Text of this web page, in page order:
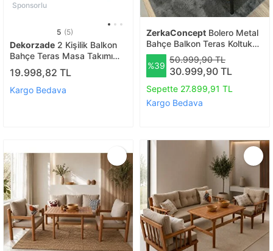
Sponsorlu
5 (5)
Dekorzade 2 Kişilik Balkon
Bahçe Teras Masa Takımı
Oturma Grubu 2 Kişilik Bistro
Set
19.998,82 TL
Kargo Bedava
ZerkaConcept Bolero Metal
Bahçe Balkon Teras Koltuk
Takımı 3+1+1+masa+2 Adet
Puf
%39
50.999,90 TL
30.999,90 TL
Sepette 27.899,91 TL
Kargo Bedava